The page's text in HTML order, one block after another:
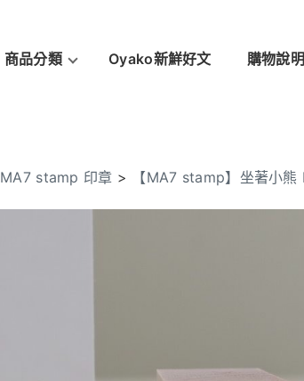
商品分類 Oyako新鮮好文 購物說明
MA7 stamp 印章 > 【MA7 stamp】坐著小